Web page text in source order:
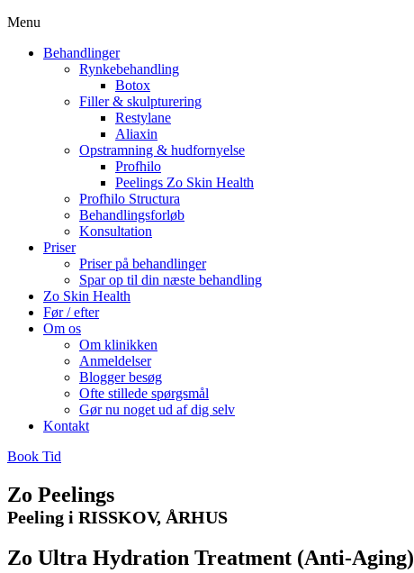
Menu
Behandlinger
Rynkebehandling
Botox
Filler & skulpturering
Restylane
Aliaxin
Opstramning & hudfornyelse
Profhilo
Peelings Zo Skin Health
Profhilo Structura
Behandlingsforløb
Konsultation
Priser
Priser på behandlinger
Spar op til din næste behandling
Zo Skin Health
Før / efter
Om os
Om klinikken
Anmeldelser
Blogger besøg
Ofte stillede spørgsmål
Gør nu noget ud af dig selv
Kontakt
Book Tid
Zo Peelings
Peeling i RISSKOV, ÅRHUS
Zo Ultra Hydration Treatment (Anti-Aging)